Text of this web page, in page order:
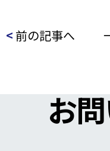
< 前の記事へ
お